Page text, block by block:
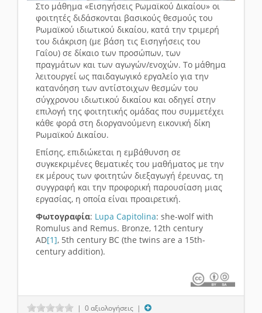
Στο μάθημα «Εισηγήσεις Ρωμαϊκού Δικαίου» οι
φοιτητές διδάσκονται βασικούς θεσμούς του
Ρωμαϊκού ιδιωτικού δικαίου, κατά την τριμερή
του διάκριση (με βάση τις Εισηγήσεις του
Γαΐου) σε δίκαιο των προσώπων, των
πραγμάτων και των αγωγών/ενοχών. Το μάθημα
λειτουργεί ως παιδαγωγικό εργαλείο για την
κατανόηση των αντίστοιχων θεσμών του
σύγχρονου ιδιωτικού δικαίου και οδηγεί στην
επιλογή της φοιτητικής ομάδας που συμμετέχει
κάθε φορά στη διοργανούμενη εικονική δίκη
Ρωμαϊκού Δικαίου.
Επίσης, επιδιώκεται η εμβάθυνση σε
συγκεκριμένες θεματικές του μαθήματος με την
εκ μέρους των φοιτητών διεξαγωγή έρευνας, τη
συγγραφή και την προφορική παρουσίαση μιας
εργασίας, η οποία είναι προαιρετική.
Φωτογραφία: Lupa Capitolina: she-wolf with
Romulus and Remus. Bronze, 12th century
AD[1], 5th century BC (the twins are a 15th-
century addition).
| 0 αξιολογήσεις |